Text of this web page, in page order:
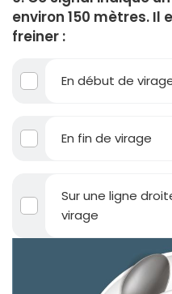
environ 150 mètres.
freiner :
En début de
En fin de virage
Sur une ligne
virage